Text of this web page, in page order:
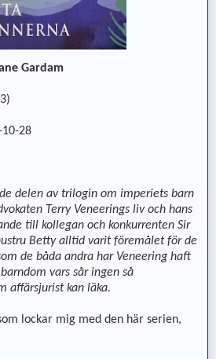
Gardam
28
delen av trilogin om imperiets barn
Terry Veneerings liv och hans
till kollegan och konkurrenten Sir
Betty alltid varit föremålet för de
de båda andra har Veneering haft
vars sår ingen så
affärsjurist kan läka.
lockar mig med den här serien,